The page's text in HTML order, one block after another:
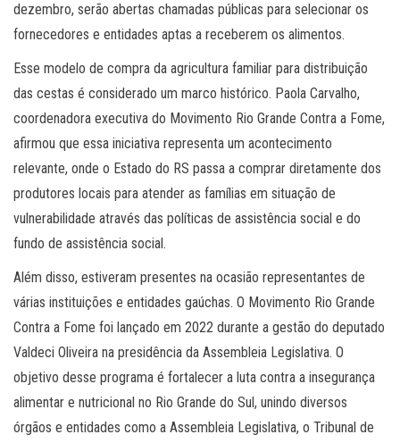
dezembro, serão abertas chamadas públicas para selecionar os
fornecedores e entidades aptas a receberem os alimentos.
Esse modelo de compra da agricultura familiar para distribuição
das cestas é considerado um marco histórico. Paola Carvalho,
coordenadora executiva do Movimento Rio Grande Contra a Fome,
afirmou que essa iniciativa representa um acontecimento
relevante, onde o Estado do RS passa a comprar diretamente dos
produtores locais para atender as famílias em situação de
vulnerabilidade através das políticas de assistência social e do
fundo de assistência social.
Além disso, estiveram presentes na ocasião representantes de
várias instituições e entidades gaúchas. O Movimento Rio Grande
Contra a Fome foi lançado em 2022 durante a gestão do deputado
Valdeci Oliveira na presidência da Assembleia Legislativa. O
objetivo desse programa é fortalecer a luta contra a insegurança
alimentar e nutricional no Rio Grande do Sul, unindo diversos
órgãos e entidades como a Assembleia Legislativa, o Tribunal de